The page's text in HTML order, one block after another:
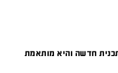
חדשה והיא מותאמת